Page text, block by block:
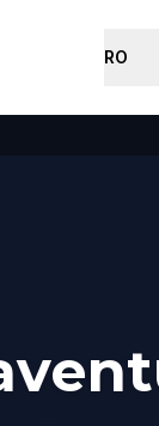
RO